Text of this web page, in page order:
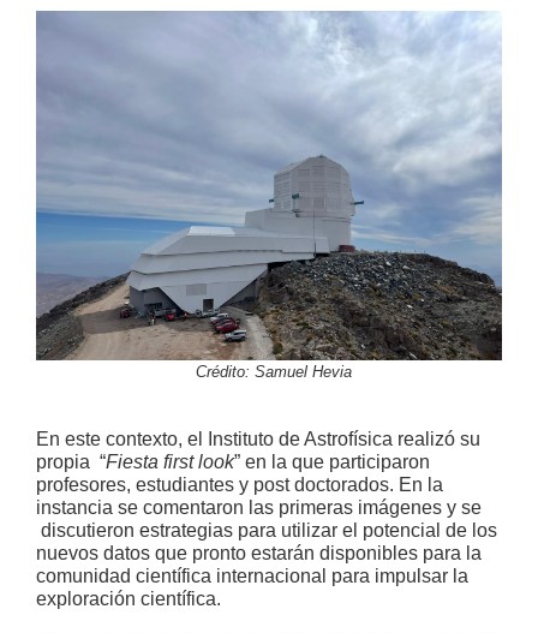
Crédito: Samuel Hevia
En este contexto, el Instituto de Astrofísica realizó su
propia “Fiesta first look” en la que participaron
profesores, estudiantes y post doctorados. En la
instancia se comentaron las primeras imágenes y se
discutieron estrategias para utilizar el potencial de los
nuevos datos que pronto estarán disponibles para la
comunidad científica internacional para impulsar la
exploración científica.